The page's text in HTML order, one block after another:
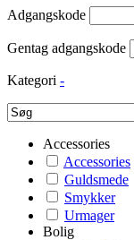
Adgangskode
Gentag adgangskode
Kategori -
Accessories
Accessories
Guldsmede
Smykker
Urmager
Bolig